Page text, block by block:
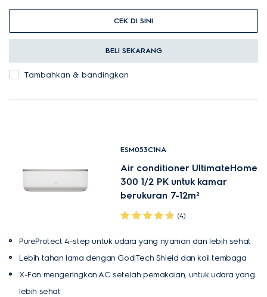
CEK DI SINI
BELI SEKARANG
Tambahkan & bandingkan
ESM053C1NA
Air conditioner UltimateHome
300 1/2 PK untuk kamar
berukuran 7-12m²
(4)
PureProtect 4-step untuk udara yang nyaman dan lebih sehat
Lebih tahan lama dengan GodlTech Shield dan koil tembaga
X-Fan mengeringkan AC setelah pemakaian, untuk udara yang
lebih sehat